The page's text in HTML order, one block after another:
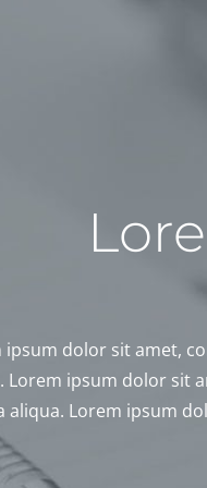
ipsum dolor sit amet,
Lorem ipsum dolor sit
aliqua. Lorem ipsum